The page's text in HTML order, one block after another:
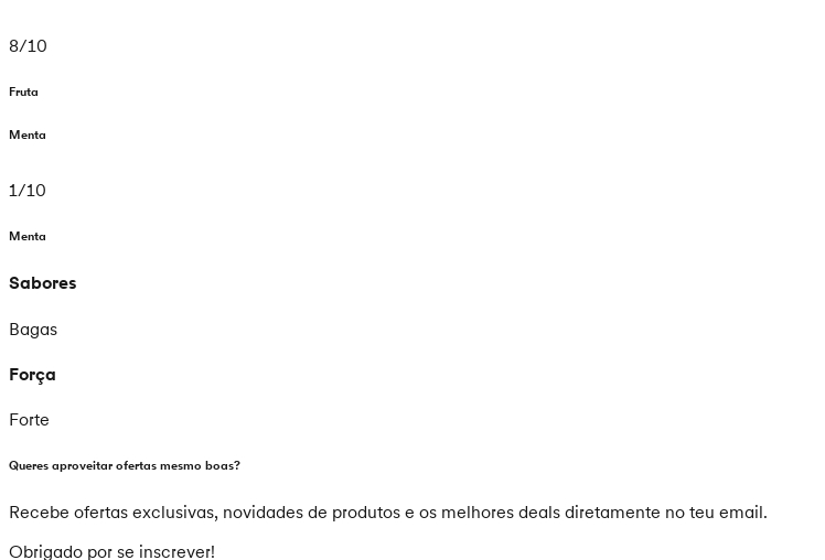
8/10
Fruta
Menta
1/10
Menta
Sabores
Bagas
Força
Forte
Queres aproveitar ofertas mesmo boas?
Recebe ofertas exclusivas, novidades de produtos e os melhores deals diretamente no teu email.
Obrigado por se inscrever!